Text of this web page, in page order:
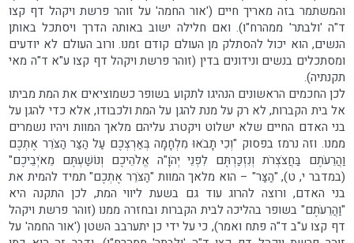
והמשתמר בזה מאריך חיים ('אור החמה' על זוהר פרשת ויקהל דף קצו
ד"ה 'ולבתר' ממהרח"ו). ואם חלילה ישוב באותה הדרך ויסתכל באותן
הנשים, הוא יכול להסתלק מן העולם קודם זמנו. ורוב העולם לא יודעים
ומסתכלים בנשים ונידונים בדין (זוהר פרשת ויקהל דף קצו ע"א ד"ה מאי
תקנתיה).
לכן החכמים הראשונים הנהיגו לתקוע בשופר כשמוציאים את המת מביתו
אל בית הקברות, לא רק על מנת להגן על המת ולכבודו, אלא כדי להגן על
בני האדם החיים שלא ישלוט ויקטרג עליהם מלאך המוות ויהיו נשמרים
ממנו. וזה נרמז בפסוק "וְכִי תָבֹאוּ מִלְחָמָה בְּאַרְצְכֶם עַל הַצַּר הַצֹּרֵר אֶתְכֶם
וַהֲרֵעֹתֶם בַּחֲצֹצְרֹת וְנִזְכַּרְתֶּם לִפְנֵי יְהֹוָ"ה אֱלֹהֵיכֶם וְנוֹשַׁעְתֶּם מֵאֹיְבֵיכֶם"
(במדבר י, ט), "הַצַּר" – הוא מלאך המוות "הַצֹּרֵר אֶתְכֶם" תמיד להמית את
בני האדם, ורוצה להרוג עוד גם בשעת ליווי המת, לכן התקנה היא
"וַהֲרֵעֹתֶם" בשופר בהליכה לבית הקברות ובחזרה ממנו (זוהר פרשת ויקהל
דף קצו ע"ב ד"ה פתח ואמר), כי על ידי כן יתערבב השטן ('אור החמה' על